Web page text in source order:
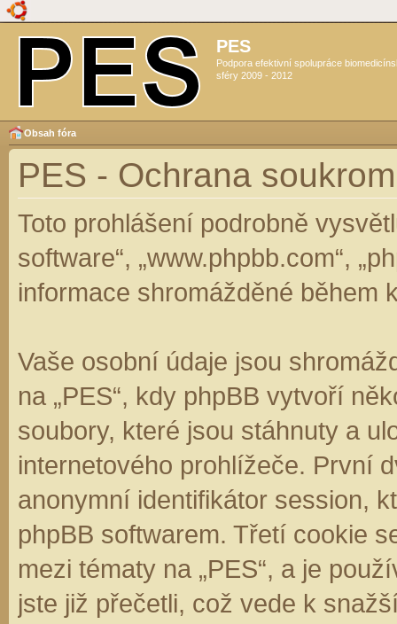
PES
Podpora efektivní spolupráce
sféry 2009 - 2012
Obsah fóra
PES - Ochrana
Toto prohlášení podrobně
software“, „www.phpbb.com“,
informace shromážděné během
Vaše osobní údaje jsou
na „PES“, kdy phpBB vytvoří
soubory, které jsou stáhnuty a
internetového prohlížeče. První
anonymní identifikátor session,
phpBB softwarem. Třetí cookie
mezi tématy na „PES“, a je
jste již přečetli, což vede k